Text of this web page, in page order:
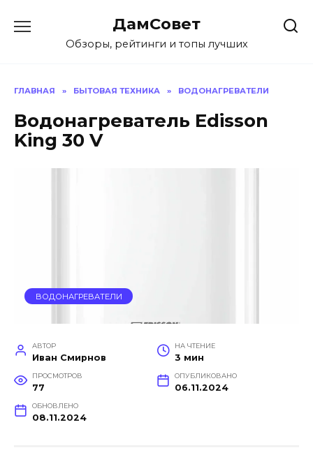
содержанию
ДамСовет
Обзоры, рейтинги и топы лучших
ГЛАВНАЯ » БЫТОВАЯ ТЕХНИКА » ВОДОНАГРЕВАТЕЛИ
Водонагреватель Edisson
King 30 V
ВОДОНАГРЕВАТЕЛИ
АВТОР
Иван Смирнов
НА ЧТЕНИЕ
3 мин
ПРОСМОТРОВ
77
ОПУБЛИКОВАНО
06.11.2024
ОБНОВЛЕНО
08.11.2024